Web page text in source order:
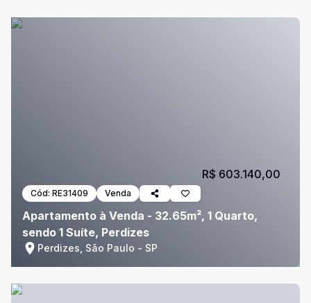
Cód: RE31409 Venda
Apartamento à Venda - 32.65m², 1 Quarto,
sendo 1 Suíte, Perdizes
Perdizes, São Paulo - SP
R$ 603.140,00